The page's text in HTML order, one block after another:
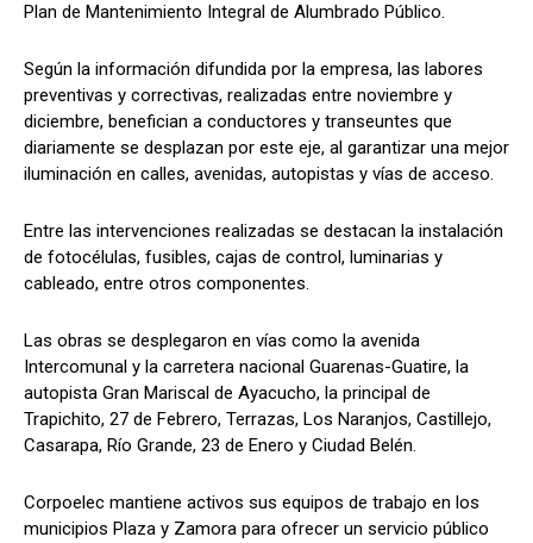
Plan de Mantenimiento Integral de Alumbrado Público.
Según la información difundida por la empresa, las labores
preventivas y correctivas, realizadas entre noviembre y
diciembre, benefician a conductores y transeuntes que
diariamente se desplazan por este eje, al garantizar una mejor
iluminación en calles, avenidas, autopistas y vías de acceso.
Entre las intervenciones realizadas se destacan la instalación
de fotocélulas, fusibles, cajas de control, luminarias y
cableado, entre otros componentes.
Las obras se desplegaron en vías como la avenida
Intercomunal y la carretera nacional Guarenas-Guatire, la
autopista Gran Mariscal de Ayacucho, la principal de
Trapichito, 27 de Febrero, Terrazas, Los Naranjos, Castillejo,
Casarapa, Río Grande, 23 de Enero y Ciudad Belén.
Corpoelec mantiene activos sus equipos de trabajo en los
municipios Plaza y Zamora para ofrecer un servicio público